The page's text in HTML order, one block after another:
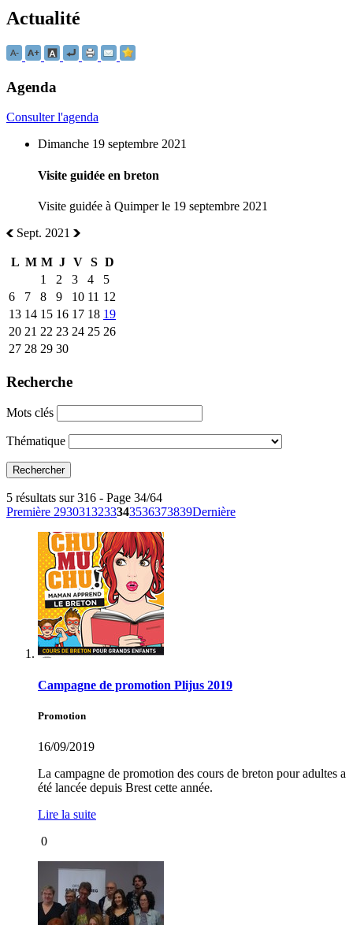
Actualité
Agenda
Consulter l'agenda
Dimanche 19 septembre 2021
Visite guidée en breton
Visite guidée à Quimper le 19 septembre 2021
Sept. 2021
L M M J V S D
1
2 3 4
5
6
7 8 9 10 11 12
13 14 15 16 17 18 19
20 21 22 23 24 25 26
27 28 29 30
Recherche
Mots clés
Thématique
5 résultats sur 316 - Page 34/64
Première 2930313233343536373839Dernière
Campagne de promotion Plijus 2019
Promotion
16/09/2019
La campagne de promotion des cours de breton pour adultes a
été lancée depuis Brest cette année.
Lire la suite
0